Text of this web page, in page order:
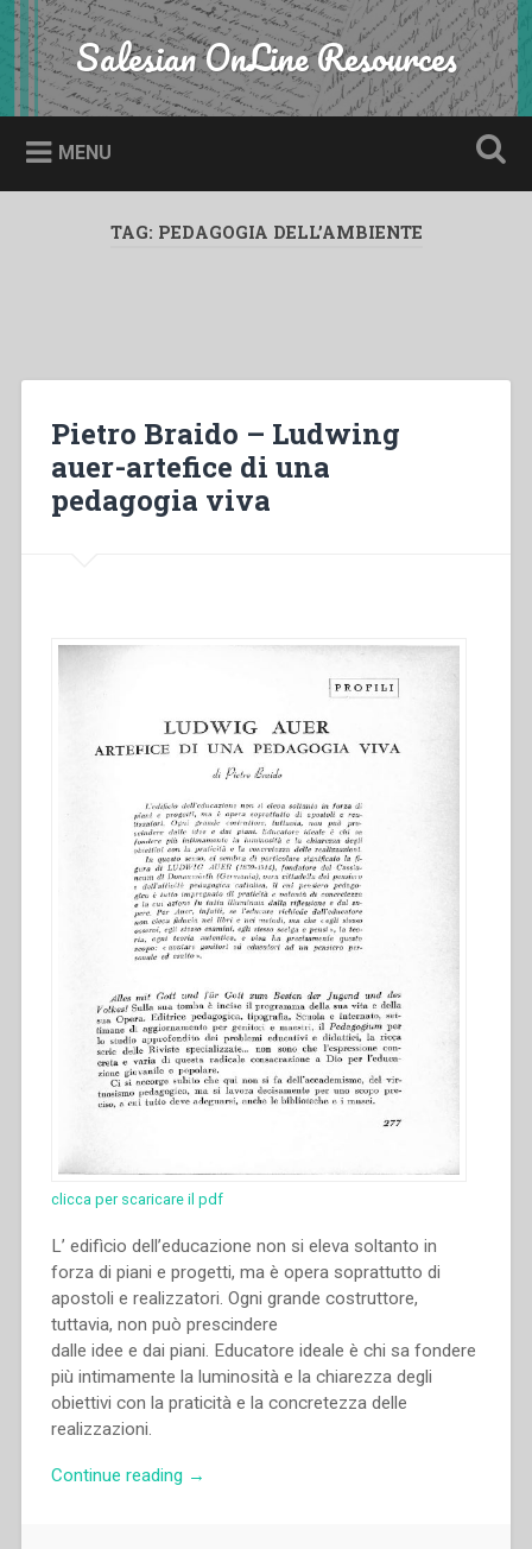
Skip
to
content
Search Salesian OnLine Resources
MENU
TAG: PEDAGOGIA DELL’AMBIENTE
Pietro Braido – Ludwing
auer-artefice di una
pedagogia viva
clicca per scaricare il pdf
L’ edifìcio dell’educazione non si eleva soltanto in
forza di piani e progetti, ma è opera soprattutto di
apostoli e realizzatori. Ogni grande costruttore,
tuttavia, non può prescindere
dalle idee e dai piani. Educatore ideale è chi sa fondere
più intimamente la luminosità e la chiarezza degli
obiettivi con la praticità e la concretezza delle
realizzazioni.
Continue reading “Pietro
→